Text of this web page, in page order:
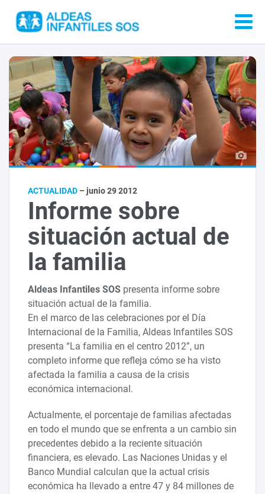
ACTUALIDAD – junio 29 2012
Informe sobre
situación actual de
la familia
Aldeas Infantiles SOS presenta informe sobre
situación actual de la familia.
En el marco de las celebraciones por el Día
Internacional de la Familia, Aldeas Infantiles SOS
presenta “La familia en el centro 2012”, un
completo informe que refleja cómo se ha visto
afectada la familia a causa de la crisis
económica internacional.
Actualmente, el porcentaje de familias afectadas
en todo el mundo que se enfrenta a un cambio sin
precedentes debido a la reciente situación
financiera, es elevado. Las Naciones Unidas y el
Banco Mundial calculan que la actual crisis
económica ha llevado a entre 47 y 84 millones de